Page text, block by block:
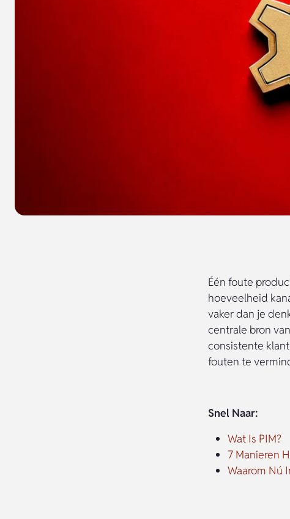
Één foute
hoeveelheid
vaker dan je
centrale bron
consistente
fouten te
Snel Naar:
Wat Is PIM?
7 Manieren
Waarom Nú